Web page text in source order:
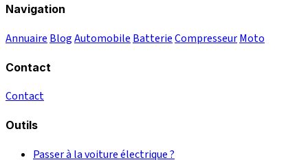
Navigation
Annuaire BlogAutomobile BatterieCompresseurMoto
Contact
Contact
Outils
Passer à la voiture électrique ?